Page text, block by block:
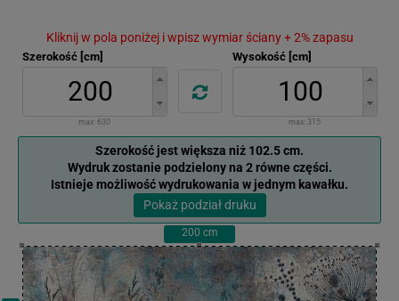
Kliknij w pola poniżej i wpisz wymiar ściany + 2% zapasu
Szerokość [cm]
max: 630
Wysokość [cm]
max: 315
Szerokość jest większa niż 102.5 cm.
Wydruk zostanie podzielony na 2 równe części.
Istnieje możliwość wydrukowania w jednym kawałku.
Pokaż podział druku
200 cm